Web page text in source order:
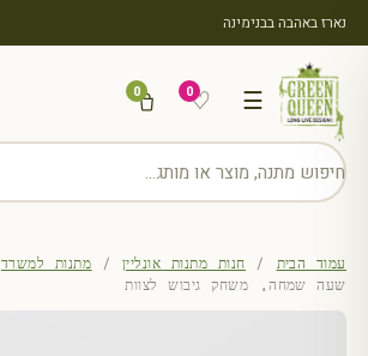
נארז באהבה בבנימינה
☰
♡
0
0
עמוד הבית / חנות מתנות אונליין / מתנות למשרד
שעה שמחה, משחק גיבוש לצוות